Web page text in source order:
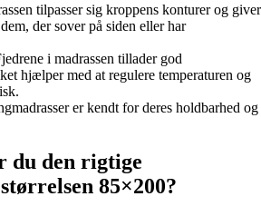
tilpasser sig kroppens konturer og giver
der sover på siden eller har
i madrassen tillader god
hjælper med at regulere temperaturen og
er kendt for deres holdbarhed og
du den rigtige
85×200?